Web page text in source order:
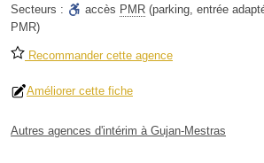
Secteurs :
accès PMR (parking, entrée
PMR)
Recommander cette agence
Améliorer cette fiche
Autres agences d'intérim à Gujan-Mestras